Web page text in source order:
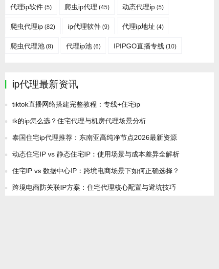
代理ip软件 (5) 爬虫ip代理 (45) 动态代理ip (5)
爬虫代理ip (82) ip代理软件 (9) 代理ip地址 (4)
爬虫代理池 (8) 代理ip池 (6) IPIPGO直播专线 (10)
ip代理最新资讯
tiktok直播网络搭建完整教程：专线+住宅ip
tk的ip怎么选？住宅代理与机房代理场景分析
泰国住宅ip代理推荐：东南亚高纯净节点2026最新资源
动态住宅IP vs 静态住宅IP：使用场景与成本差异全解析
住宅IP vs 数据中心IP：跨境电商场景下如何正确选择？
跨境电商防关联IP方案：住宅代理核心配置与避坑技巧